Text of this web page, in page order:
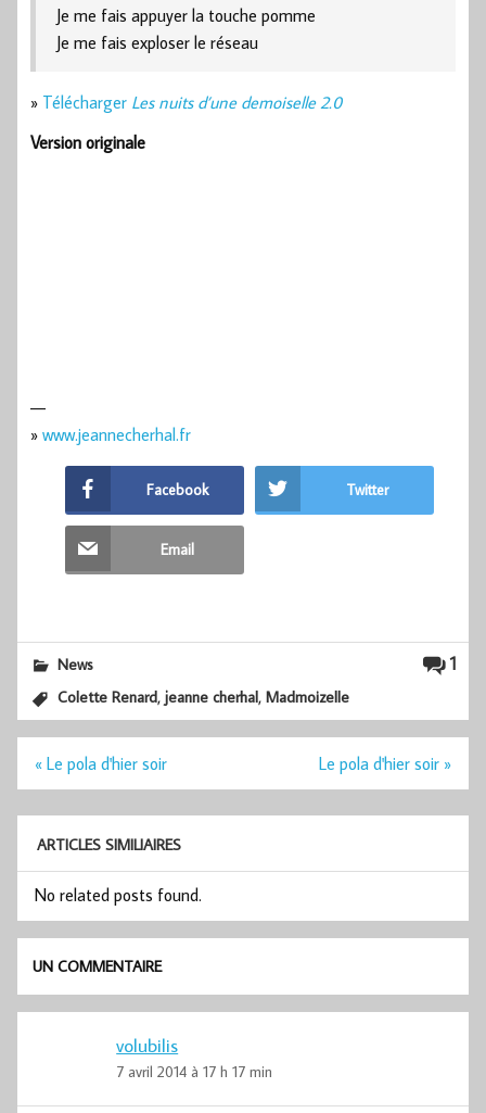
Je me fais appuyer la touche pomme
Je me fais exploser le réseau
» Télécharger Les nuits d’une demoiselle 2.0
Version originale
—
» www.jeannecherhal.fr
Facebook Twitter
Email
1
News
Colette Renard,jeanne cherhal,Madmoizelle
Navigation
« Le pola d'hier soir Le pola d'hier soir »
ARTICLES SIMILIAIRES
No related posts found.
UN COMMENTAIRE
volubilis
7 avril 2014 à 17 h 17 min